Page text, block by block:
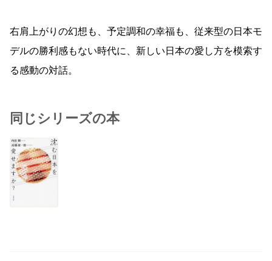
右肩上がりの幻想も、予定調和の幸福も、従来型の日本モ
デルの勝利感もない時代に、新しい日本の愛し方を模索す
る感動の対話。
同じシリーズの本